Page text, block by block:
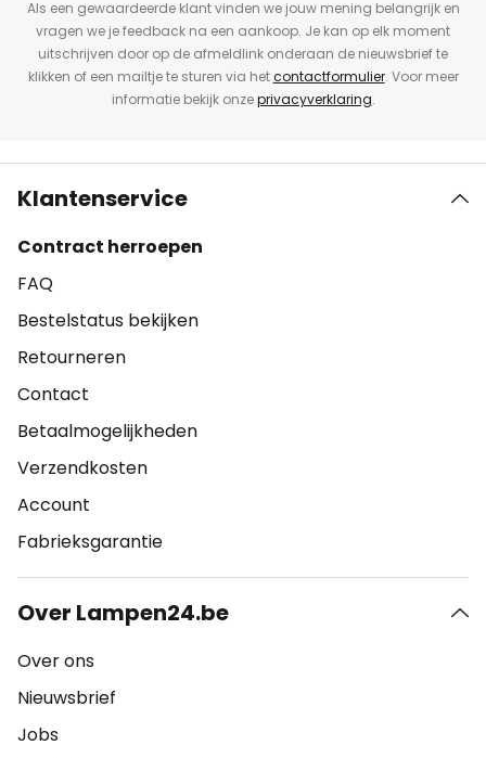
Als een gewaardeerde klant vinden we jouw mening belangrijk en
vragen we je feedback na een aankoop. Je kan op elk moment
uitschrijven door op de afmeldlink onderaan de nieuwsbrief te
klikken of een mailtje te sturen via hetcontactformulier. Voor meer
informatie bekijk onzeprivacyverklaring.
Klantenservice
Contract herroepen
FAQ
Bestelstatus bekijken
Retourneren
Contact
Betaalmogelijkheden
Verzendkosten
Account
Fabrieksgarantie
Over Lampen24.be
Over ons
Nieuwsbrief
Jobs